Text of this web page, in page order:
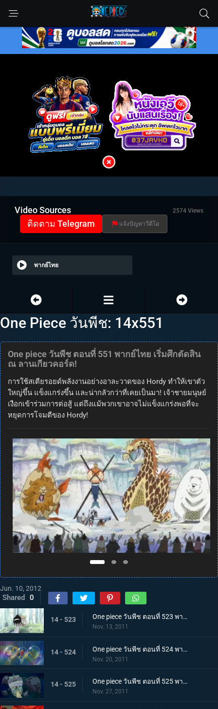
Video Sources 2574 Views
ติดตาม Telegram แจ้งปัญหาวีดีโอ
พากย์ไทย
One Piece วันพีช: 14x551
One piece วันพีช ตอนที่ 551 พากย์ไทย เริ่มศึกตัดสิน
ณ ลานเกียวคอร์ด!
การใช้สเตียรอยด์พลังงานอย่างอาละวาดของ Hordy ทำให้เขาตัว
ใหญ่ขึ้น แข็งแกร่งขึ้น และน่ากลัวกว่าที่เคยเป็นมา! เจ้าชายมนุษย์
เงือกเข้าร่วมการต่อสู้ แต่ถึงแม้พวกเขาอาจไม่แข็งแกร่งพอที่จะ
หยุดการโจมตีของ Hordy!
Jun. 10, 2012
Shared 0
14 - 523 One piece วันพีช ตอนที่ 523 พากย์ไทย ความจริงที่น่าตกตะลึง ชายผู้ปกป้องเรือซันนี่
Nov. 13, 2011
14 - 524 One piece วันพีช ตอนที่ 524 พากย์ไทย การต่อสู้ใต้ทะเลที่แลกด้วยชีวิต! สัตว์ประหลาดแห่งท้องทะเลปรากฏ
Nov. 20, 2011
14 - 525 One piece วันพีช ตอนที่ 525 พากย์ไทย เรือแตกกลางทะเล! กลุ่มหมวกฟางพลัดหลงกัน
Nov. 27, 2011